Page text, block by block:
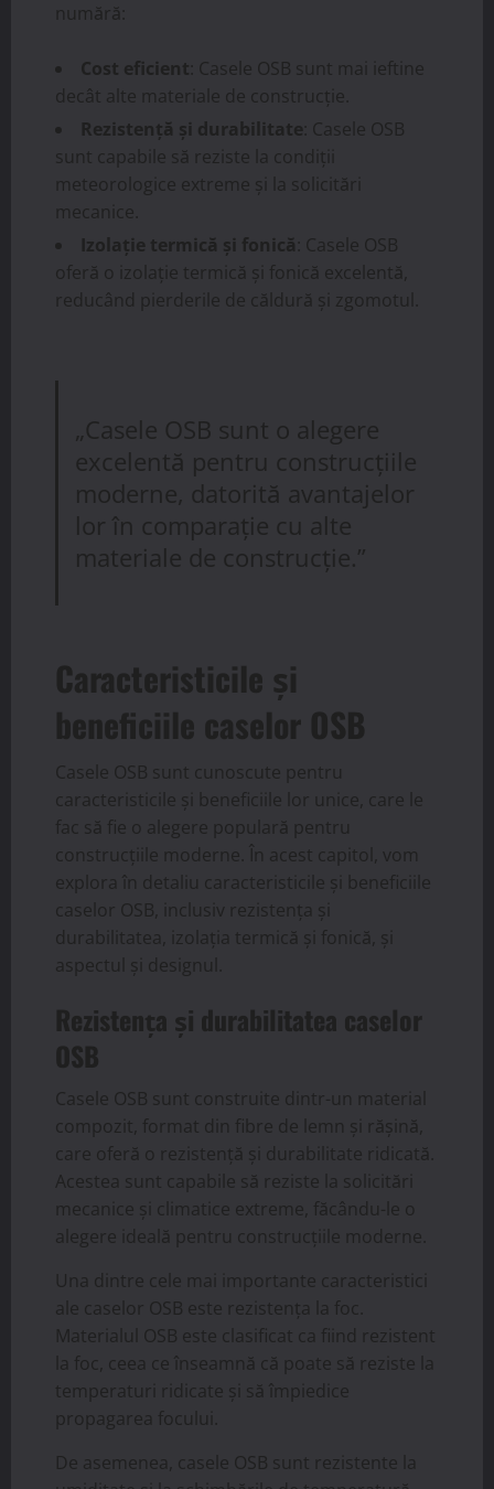
numără:
Cost eficient : Casele OSB sunt mai ieftine
decât alte materiale de construcție.
Rezistență și durabilitate : Casele OSB
sunt capabile să reziste la condiții
meteorologice extreme și la solicitări
mecanice.
Izolație termică și fonică : Casele OSB
oferă o izolație termică și fonică excelentă,
reducând pierderile de căldură și zgomotul.
„Casele OSB sunt o alegere
excelentă pentru construcțiile
moderne, datorită avantajelor
lor în comparație cu alte
materiale de construcție.”
Caracteristicile și
beneficiile caselor OSB
Casele OSB sunt cunoscute pentru
caracteristicile și beneficiile lor unice, care le
fac să fie o alegere populară pentru
construcțiile moderne. În acest capitol, vom
explora în detaliu caracteristicile și beneficiile
caselor OSB, inclusiv rezistența și
durabilitatea, izolația termică și fonică, și
aspectul și designul.
Rezistența și durabilitatea caselor
OSB
Casele OSB sunt construite dintr-un material
compozit, format din fibre de lemn și rășină,
care oferă o rezistență și durabilitate ridicată.
Acestea sunt capabile să reziste la solicitări
mecanice și climatice extreme, făcându-le o
alegere ideală pentru construcțiile moderne.
Una dintre cele mai importante caracteristici
ale caselor OSB este rezistența la foc.
Materialul OSB este clasificat ca fiind rezistent
la foc, ceea ce înseamnă că poate să reziste la
temperaturi ridicate și să împiedice
propagarea focului.
De asemenea, casele OSB sunt rezistente la